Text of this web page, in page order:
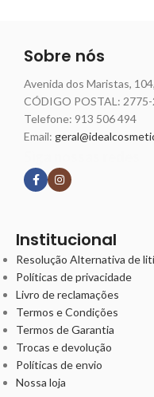
Sobre nós
Avenida dos Maristas,
CÓDIGO POSTAL: 2775-
Telefone: 913 506 494
Email:
Institucional
Resolução Alternativa de
Políticas de privacidade
Livro de reclamações
Termos e Condições
Termos de Garantia
Trocas e devolução
Políticas de envio
Nossa loja